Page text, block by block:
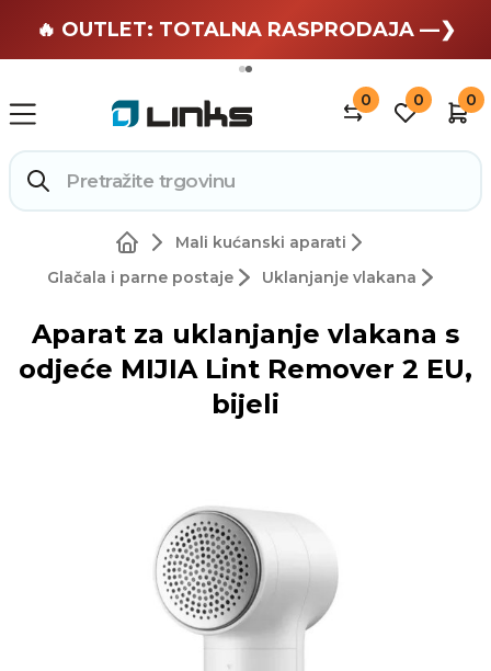
🏄 Zaslužuješ odmor —❯
🔥 OUTLET: TOTALNA RASPRODAJA —❯
0 0 0
Mali kućanski aparati
Glačala i parne postaje
Uklanjanje vlakana
Aparat za uklanjanje vlakana s
odjeće MIJIA Lint Remover 2 EU,
bijeli